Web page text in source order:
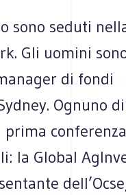
sono seduti
Gli uomini
di fondi
Ognuno
la Global